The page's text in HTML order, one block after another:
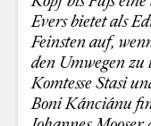
Evers bietet als
Feinsten auf,
den Umwegen
Komtesse Stasi
Boni Kánciánu